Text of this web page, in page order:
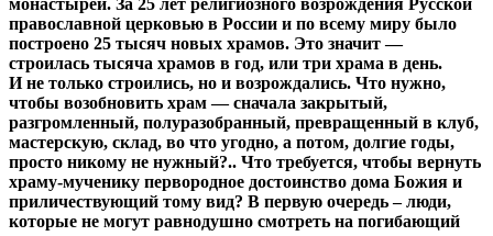
православной церковью в России и по всему миру было
построено 25 тысяч новых храмов. Это значит —
строилась тысяча храмов в год, или три храма в день.
И не только строились, но и возрождались. Что нужно,
чтобы возобновить храм — сначала закрытый,
разгромленный, полуразобранный, превращенный в клуб,
мастерскую, склад, во что угодно, а потом, долгие годы,
просто никому не нужный?.. Что требуется, чтобы вернуть
храму-мученику первородное достоинство дома Божия и
приличествующий тому вид? В первую очередь – люди,
которые не могут равнодушно смотреть на погибающий